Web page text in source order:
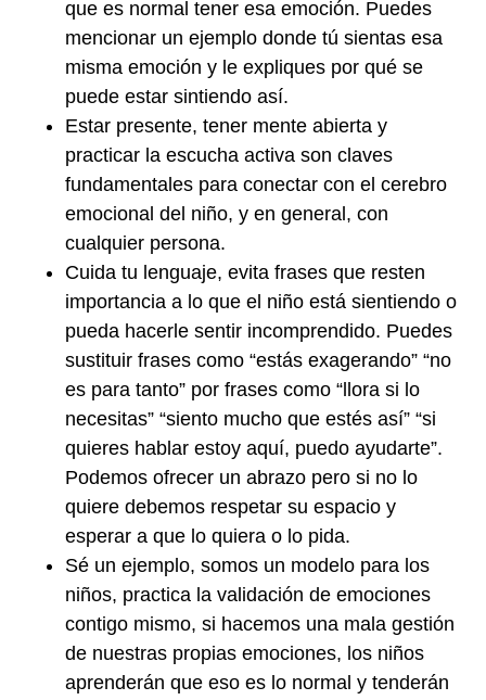
que es normal tener esa emoción. Puedes
mencionar un ejemplo donde tú sientas esa
misma emoción y le expliques por qué se
puede estar sintiendo así.
Estar presente, tener mente abierta y
practicar la escucha activa son claves
fundamentales para conectar con el cerebro
emocional del niño, y en general, con
cualquier persona.
Cuida tu lenguaje, evita frases que resten
importancia a lo que el niño está sientiendo o
pueda hacerle sentir incomprendido. Puedes
sustituir frases como “estás exagerando” “no
es para tanto” por frases como “llora si lo
necesitas” “siento mucho que estés así” “si
quieres hablar estoy aquí, puedo ayudarte”.
Podemos ofrecer un abrazo pero si no lo
quiere debemos respetar su espacio y
esperar a que lo quiera o lo pida.
Sé un ejemplo, somos un modelo para los
niños, practica la validación de emociones
contigo mismo, si hacemos una mala gestión
de nuestras propias emociones, los niños
aprenderán que eso es lo normal y tenderán